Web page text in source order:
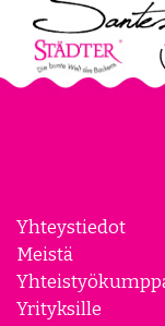
Yhteystiedot
Meistä
Yrityksille